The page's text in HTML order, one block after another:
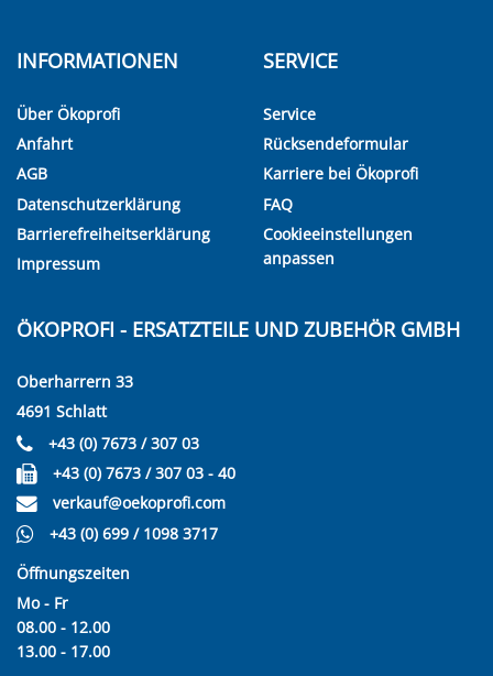
INFORMATIONEN
Über Ökoprofi
Anfahrt
AGB
Datenschutzerklärung
Barrierefreiheitserklärung
Impressum
SERVICE
Service
Rücksendeformular
Karriere bei Ökoprofi
FAQ
Cookieeinstellungen
anpassen
ÖKOPROFI - ERSATZTEILE UND ZUBEHÖR GMBH
Oberharrern 33
4691 Schlatt
+43 (0) 7673 / 307 03
+43 (0) 7673 / 307 03 - 40
verkauf@oekoprofi.com
+43 (0) 699 / 1098 3717
Öffnungszeiten
Mo - Fr
08.00 - 12.00
13.00 - 17.00